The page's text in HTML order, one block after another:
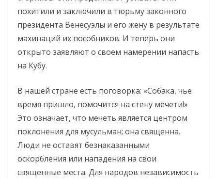
похитили и заключили в тюрьму законного
президента Венесуэлы и его жену в результате
махинаций их пособников. И теперь они
открыто заявляют о своем намерении напасть
на Кубу.
В нашей стране есть поговорка: «Собака, чье
время пришло, помочится на стену мечети!»
Это означает, что мечеть является центром
поклонения для мусульман; она священна.
Люди не оставят безнаказанными
оскорбления или нападения на свои
священные места. Для народов независимость